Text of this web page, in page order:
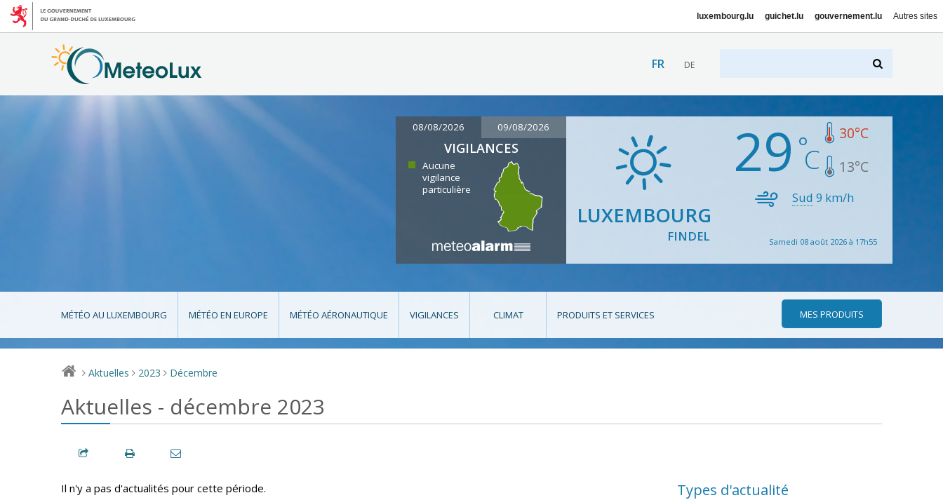
luxembourg.lu guichet.lu gouvernement.lu Autres sites
FR DE
08/08/2026 09/08/2026
VIGILANCES
Aucune
vigilance
particulière
LUXEMBOURG
FINDEL
29 30°C
13°C
Sud 9 km/h
Samedi 08 août 2026 à 17h55
MÉTÉO AU LUXEMBOURG MÉTÉO EN EUROPE MÉTÉO AÉRONAUTIQUE VIGILANCES CLIMAT PRODUITS ET SERVICES MES PRODUITS
> Aktuelles > 2023 > Décembre
Aktuelles - décembre 2023
Il n'y a pas d'actualités pour cette période. Types d'actualité